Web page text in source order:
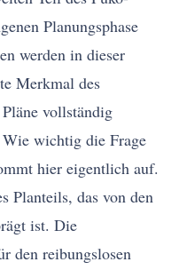
Planungsphase
werden in dieser
Merkmal des
vollständig
wichtig die Frage
hier eigentlich auf.
Planteils, das von den
ist. Die
den reibungslosen